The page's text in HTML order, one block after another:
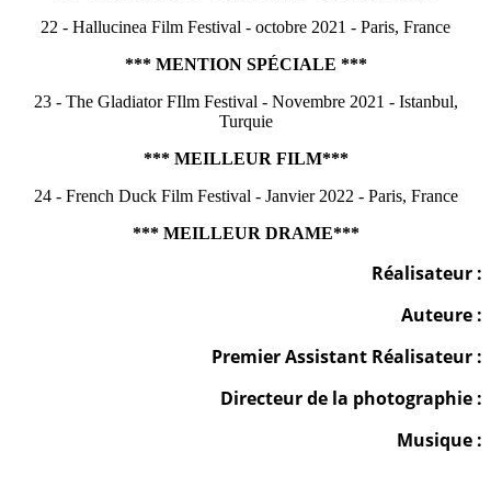
22 - Hallucinea Film Festival - octobre 2021 - Paris, France
*** MENTION SPÉCIALE ***
23 - The Gladiator FIlm Festival - Novembre 2021 - Istanbul,
Turquie
*** MEILLEUR FILM***
24 - French Duck Film Festival - Janvier 2022 - Paris, France
*** MEILLEUR DRAME***
Réalisateur :
Auteure :
Premier Assistant Réalisateur :
Directeur de la photographie :
Musique :